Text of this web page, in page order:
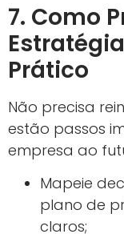
7. Como
Prático
Não precisa
estão passos
empresa ao
Mapeie
plano de
claros;